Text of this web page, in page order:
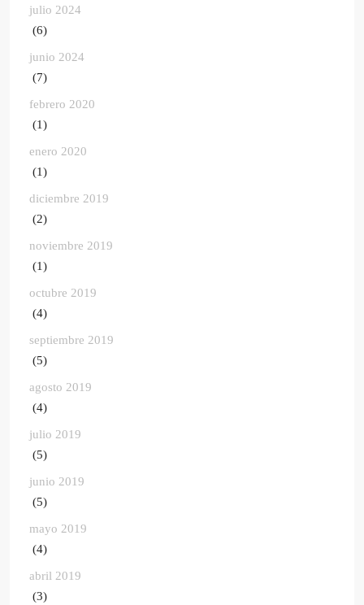
julio 2024
(6)
junio 2024
(7)
febrero 2020
(1)
enero 2020
(1)
diciembre 2019
(2)
noviembre 2019
(1)
octubre 2019
(4)
septiembre 2019
(5)
agosto 2019
(4)
julio 2019
(5)
junio 2019
(5)
mayo 2019
(4)
abril 2019
(3)